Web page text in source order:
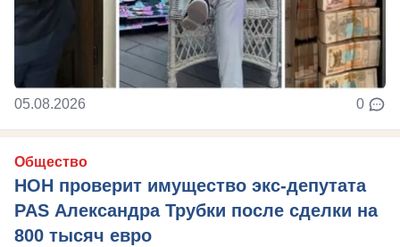
05.08.2026 0
Общество
НОН проверит имущество экс-депутата
PAS Александра Трубки после сделки на
800 тысяч евро